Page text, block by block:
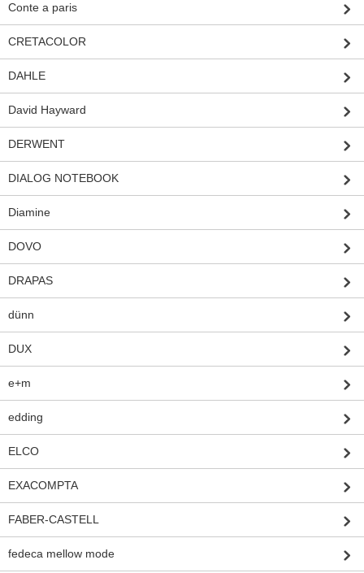
Conte a paris
CRETACOLOR
DAHLE
David Hayward
DERWENT
DIALOG NOTEBOOK
Diamine
DOVO
DRAPAS
dünn
DUX
e+m
edding
ELCO
EXACOMPTA
FABER-CASTELL
fedeca mellow mode